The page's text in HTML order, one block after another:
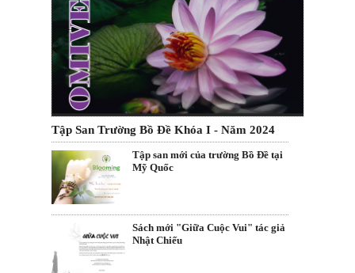
Tập San Trường Bồ Đề Khóa I - Năm 2024
Tập san mới của trường Bồ Đề tại
Mỹ Quốc
Sách mới "Giữa Cuộc Vui" tác giả
Nhật Chiếu